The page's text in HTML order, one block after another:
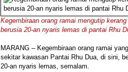
Kegembiraan orang ramai mengutip
berusia 20-an nyaris lemas di pantai Rhu
MARANG – Kegembiraan orang ramai
sekitar kawasan Pantai Rhu Dua, di sini,
20-an nyaris lemas, semalam.